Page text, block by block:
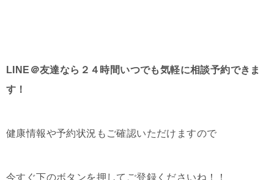
LINE＠友達なら２４時間いつでも気軽に相談予約できま
す！
健康情報や予約状況もご確認いただけますので
今すぐ下のボタンを押してご登録くださいね！！